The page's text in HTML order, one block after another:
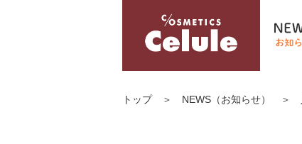
トップ＞ NEWS（お知らせ） ＞